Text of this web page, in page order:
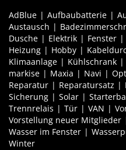
AdBlue Aufbaubatterie
Austausch
Dusche
Elektrik Fenster
Heizung
Hobby
Klimaanlage
Kühlschrank
markise
Maxia Navi
Reparatur
Reparatursatz
Sicherung
Solar
Trennrelais
Tür VAN
Vorstellung neuer Mitglieder
Wasser im Fenster
Winter